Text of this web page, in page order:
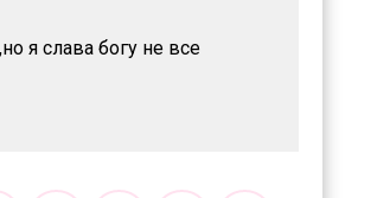
я слава богу не все